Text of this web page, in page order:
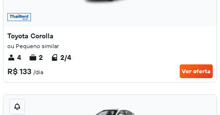
Toyota Corolla
ou Pequeno similar
4 2 2/4
R$ 133 /dia Ver oferta